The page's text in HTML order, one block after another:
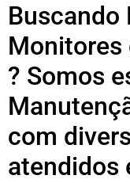
Buscando
Monitores
? Somos
com
atendidos